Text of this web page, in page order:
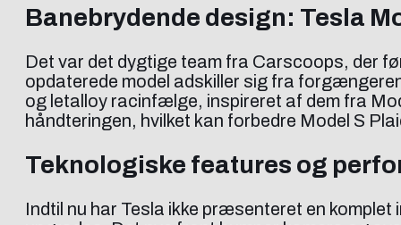
Banebrydende design: Tesla
Det var det dygtige team fra Carscoops, der
opdaterede model adskiller sig fra
og letalloy racinfælge, inspireret af dem fra
håndteringen, hvilket kan forbedre Model S
Teknologiske features og
Indtil nu har Tesla ikke præsenteret en